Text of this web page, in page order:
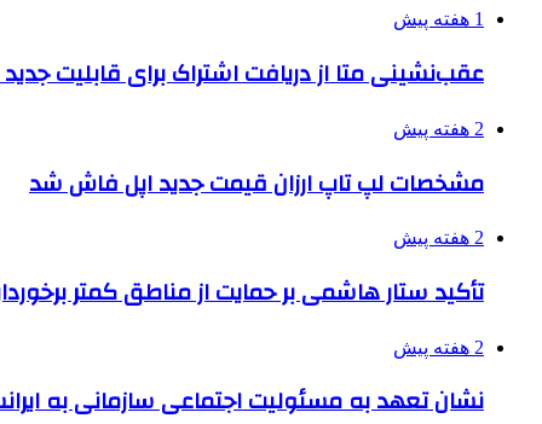
1 هفته پیش
عقب‌نشینی متا از دریافت اشتراک برای قابلیت
2 هفته پیش
مشخصات لپ تاپ ارزان قیمت جدید اپل فاش شد
2 هفته پیش
تأکید ستار هاشمی بر حمایت از مناطق کمتر
2 هفته پیش
نشان تعهد به مسئولیت اجتماعی سازمانی به